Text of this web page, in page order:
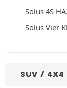
Solus 4S
Solus Vier
SUV / 4X4